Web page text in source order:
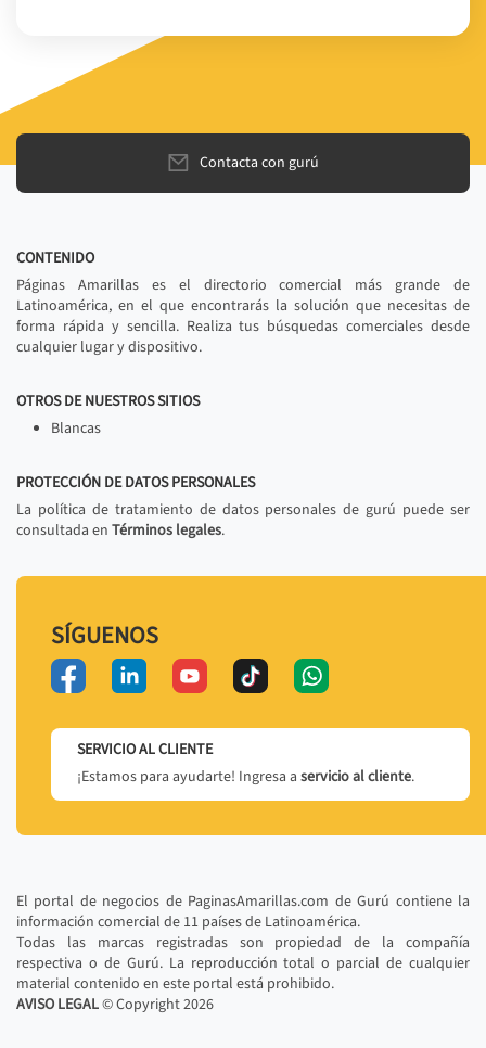
Contacta con gurú
CONTENIDO
Páginas Amarillas es el directorio comercial más grande de
Latinoamérica, en el que encontrarás la solución que necesitas de
forma rápida y sencilla. Realiza tus búsquedas comerciales desde
cualquier lugar y dispositivo.
OTROS DE NUESTROS SITIOS
Blancas
PROTECCIÓN DE DATOS PERSONALES
La política de tratamiento de datos personales de gurú puede ser
consultada en Términos legales.
SÍGUENOS
SERVICIO AL CLIENTE
¡Estamos para ayudarte! Ingresa a servicio al cliente.
El portal de negocios de PaginasAmarillas.com de Gurú contiene la
información comercial de 11 países de Latinoamérica.
Todas las marcas registradas son propiedad de la compañía
respectiva o de Gurú. La reproducción total o parcial de cualquier
material contenido en este portal está prohibido.
AVISO LEGAL© Copyright2026